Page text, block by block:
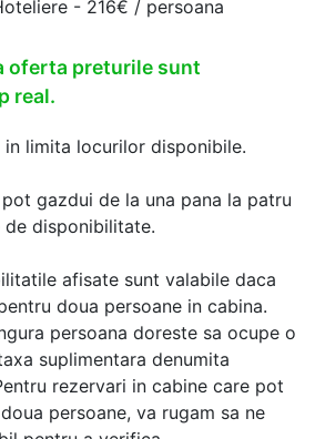
- 216€ / persoana
oferta preturile sunt
real.
limita locurilor disponibile.
gazdui de la una pana la patru
de disponibilitate.
afisate sunt valabile daca
doua persoane in cabina.
persoana doreste sa ocupe o
suplimentara denumita
rezervari in cabine care pot
persoane, va rugam sa ne